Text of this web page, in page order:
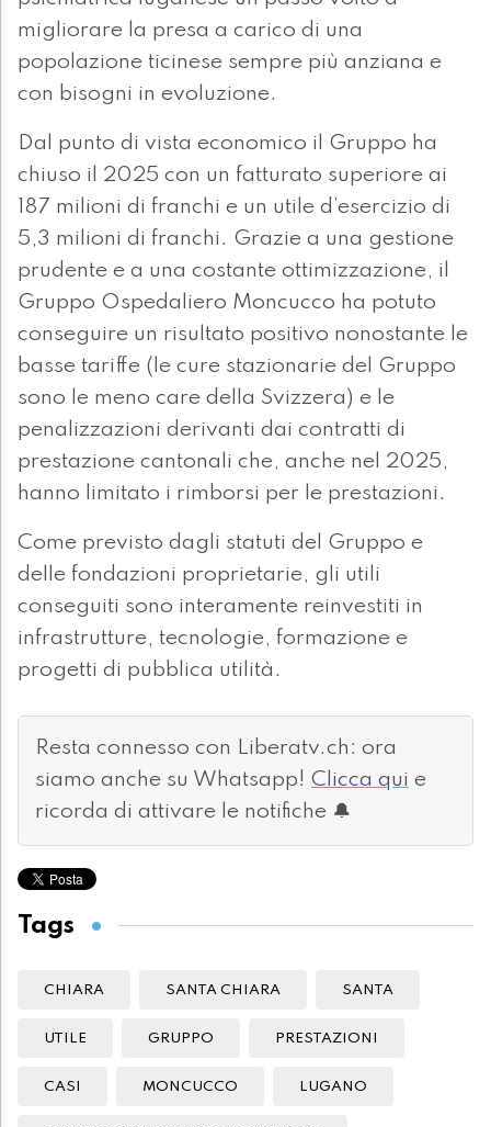
migliorare la presa a carico di una
popolazione ticinese sempre più anziana e
con bisogni in evoluzione.
Dal punto di vista economico il Gruppo ha
chiuso il 2025 con un fatturato superiore ai
187 milioni di franchi e un utile d’esercizio di
5,3 milioni di franchi. Grazie a una gestione
prudente e a una costante ottimizzazione, il
Gruppo Ospedaliero Moncucco ha potuto
conseguire un risultato positivo nonostante le
basse tariffe (le cure stazionarie del Gruppo
sono le meno care della Svizzera) e le
penalizzazioni derivanti dai contratti di
prestazione cantonali che, anche nel 2025,
hanno limitato i rimborsi per le prestazioni.
Come previsto dagli statuti del Gruppo e
delle fondazioni proprietarie, gli utili
conseguiti sono interamente reinvestiti in
infrastrutture, tecnologie, formazione e
progetti di pubblica utilità.
Resta connesso con Liberatv.ch: ora
siamo anche su Whatsapp! Clicca qui e
ricorda di attivare le notifiche 🔔
Tags
CHIARA SANTA CHIARA SANTA
UTILE GRUPPO PRESTAZIONI
CASI MONCUCCO LUGANO